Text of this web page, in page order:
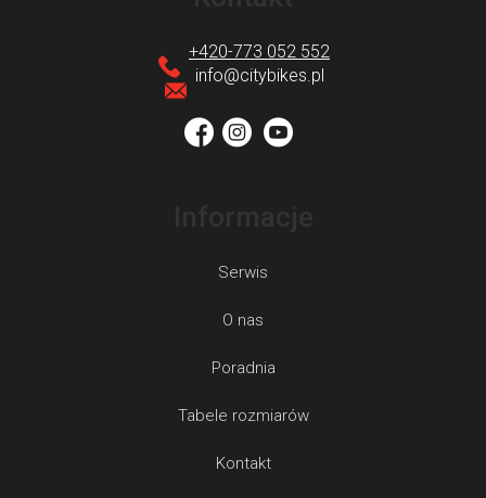
info@citybikes.pl
+420-773 052 552
Serwis
O nas
Poradnia
Tabele rozmiarów
Kontakt